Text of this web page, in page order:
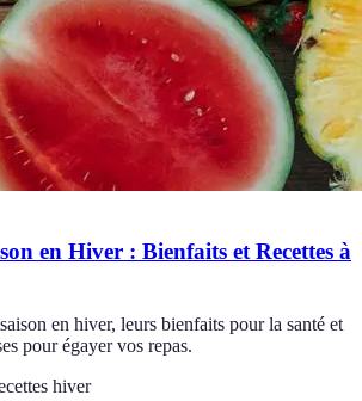
en Hiver : Bienfaits et Recettes à
en hiver, leurs bienfaits pour la santé et
pour égayer vos repas.
hiver